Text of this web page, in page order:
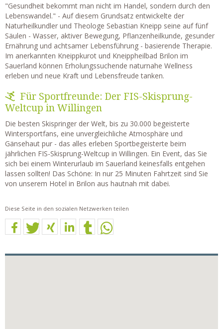
"Gesundheit bekommt man nicht im Handel, sondern durch den
Lebenswandel." - Auf diesem Grundsatz entwickelte der
Naturheilkundler und Theologe Sebastian Kneipp seine auf fünf
Säulen - Wasser, aktiver Bewegung, Pflanzenheilkunde, gesunder
Ernährung und achtsamer Lebensführung - basierende Therapie.
Im anerkannten Kneippkurot und Kneippheilbad Brilon im
Sauerland können Erholungssuchende naturnahe Wellness
erleben und neue Kraft und Lebensfreude tanken.
Für Sportfreunde: Der FIS-Skisprung-
Weltcup in Willingen
Die besten Skispringer der Welt, bis zu 30.000 begeisterte
Wintersportfans, eine unvergleichliche Atmosphäre und
Gänsehaut pur - das alles erleben Sportbegeisterte beim
jährlichen FIS-Skisprung-Weltcup in Willingen. Ein Event, das Sie
sich bei einem Winterurlaub im Sauerland keinesfalls entgehen
lassen sollten! Das Schöne: In nur 25 Minuten Fahrtzeit sind Sie
von unserem Hotel in Brilon aus hautnah mit dabei.